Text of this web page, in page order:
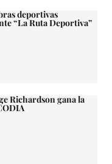
deportivas
“La Ruta Deportiva”
Richardson gana la